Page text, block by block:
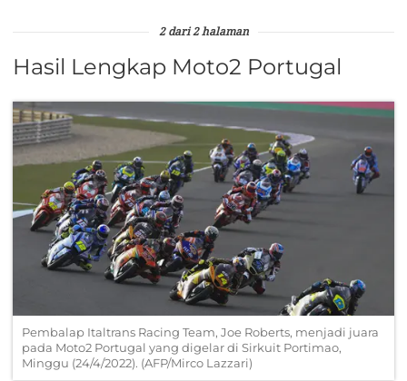
2 dari 2 halaman
Hasil Lengkap Moto2 Portugal
Pembalap Italtrans Racing Team, Joe Roberts, menjadi juara
pada Moto2 Portugal yang digelar di Sirkuit Portimao,
Minggu (24/4/2022). (AFP/Mirco Lazzari)